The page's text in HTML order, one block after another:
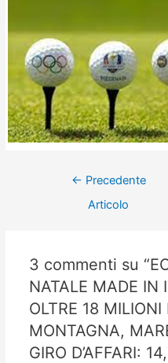
← Precedente
Articolo
3 commenti su
NATALE MADE IN
OLTRE 18
MONTAGNA,
GIRO D’AFFARI: